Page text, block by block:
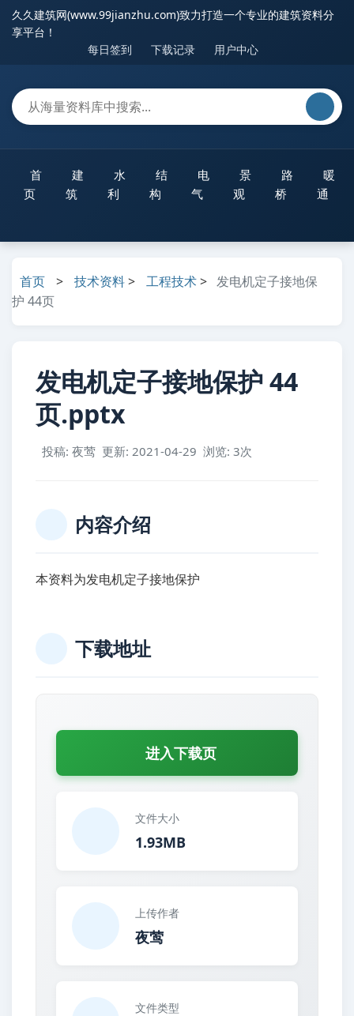
久久建筑网(www.99jianzhu.com)致力打造一个专业的建筑资料分
享平台！
每日签到
下载记录 用户中心
首
页
建
筑
水
利
结
构
电
气
景
观
路
桥
暖
通
首页 > 技术资料> 工程技术> 发电机定子接地保
护 44页
发电机定子接地保护 44
页.pptx
投稿: 夜莺 更新: 2021-04-29 浏览: 3次
内容介绍
本资料为发电机定子接地保护
下载地址
进入下载页
文件大小
1.93MB
上传作者
夜莺
文件类型